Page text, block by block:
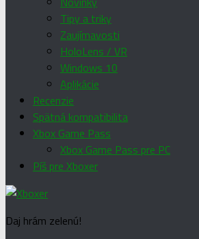
Tipy a triky
Zaujímavosti
HoloLens / VR
Windows 10
Aplikácie
Recenzie
Spätná kompatibilita
Xbox Game Pass
Xbox Game Pass pre PC
Píš pre Xboxer
Daj hrám zelenú!